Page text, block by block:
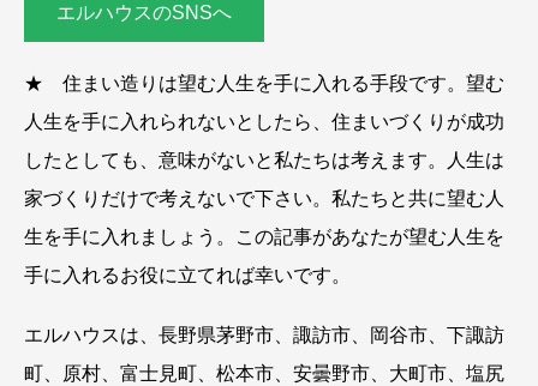
エルハウスのSNSへ
★ 住まい造りは望む人生を手に入れる手段です。望む
人生を手に入れられないとしたら、住まいづくりが成功
したとしても、意味がないと私たちは考えます。人生は
家づくりだけで考えないで下さい。私たちと共に望む人
生を手に入れましょう。この記事があなたが望む人生を
手に入れるお役に立てれば幸いです。
エルハウスは、長野県茅野市、諏訪市、岡谷市、下諏訪
町、原村、富士見町、松本市、安曇野市、大町市、塩尻